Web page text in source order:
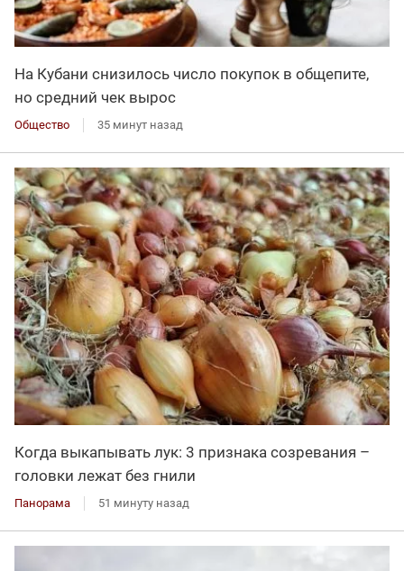
На Кубани снизилось число покупок в общепите,
но средний чек вырос
Общество 35 минут назад
Когда выкапывать лук: 3 признака созревания –
головки лежат без гнили
Панорама 51 минуту назад